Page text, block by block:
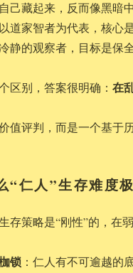
己藏起来，反而像黑暗
以道家智者为代表，核心
静的观察者，目标是保
区别，答案很明确： 在
值评判，而是一个基于
“仁人”生存难度
存策略是“刚性”的，在
锁：仁人有不可逾越的